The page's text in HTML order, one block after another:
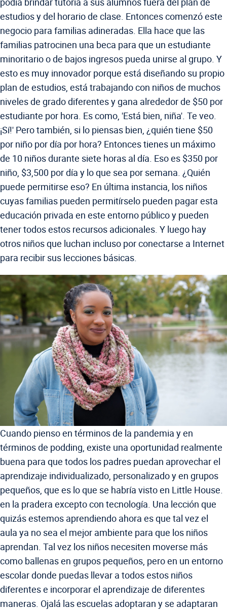
estudios y del horario de clase. Entonces comenzó este
negocio para familias adineradas. Ella hace que las
familias patrocinen una beca para que un estudiante
minoritario o de bajos ingresos pueda unirse al grupo. Y
esto es muy innovador porque está diseñando su propio
plan de estudios, está trabajando con niños de muchos
niveles de grado diferentes y gana alrededor de $50 por
estudiante por hora. Es como, 'Está bien, niña'. Te veo.
¡Sí!' Pero también, si lo piensas bien, ¿quién tiene $50
por niño por día por hora? Entonces tienes un máximo
de 10 niños durante siete horas al día. Eso es $350 por
niño, $3,500 por día y lo que sea por semana. ¿Quién
puede permitirse eso? En última instancia, los niños
cuyas familias pueden permitírselo pueden pagar esta
educación privada en este entorno público y pueden
tener todos estos recursos adicionales. Y luego hay
otros niños que luchan incluso por conectarse a Internet
para recibir sus lecciones básicas.
Cuando pienso en términos de la pandemia y en
términos de podding, existe una oportunidad realmente
buena para que todos los padres puedan aprovechar el
aprendizaje individualizado, personalizado y en grupos
pequeños, que es lo que se habría visto en Little House.
en la pradera excepto con tecnología. Una lección que
quizás estemos aprendiendo ahora es que tal vez el
aula ya no sea el mejor ambiente para que los niños
aprendan. Tal vez los niños necesiten moverse más
como ballenas en grupos pequeños, pero en un entorno
escolar donde puedas llevar a todos estos niños
diferentes e incorporar el aprendizaje de diferentes
maneras. Ojalá las escuelas adoptaran y se adaptaran